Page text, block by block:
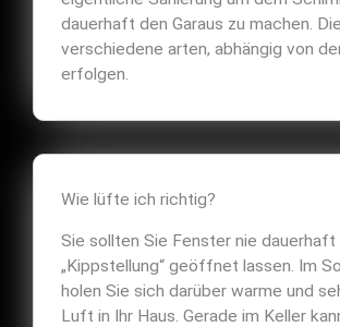
dauerhaft den Garaus zu machen.
verschiedene arten, abhängig von
erfolgen.
Wie lüfte ich richtig?
Sie sollten Sie Fenster nie dauerhaft
„Kippstellung“ geöffnet lassen. Im
holen Sie sich darüber warme und
Luft in Ihr Haus. Gerade im Keller